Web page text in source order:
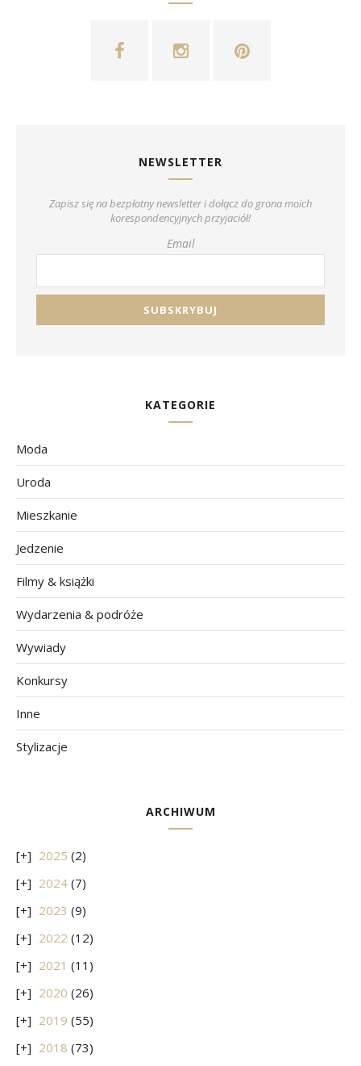
NEWSLETTER
Zapisz się na bezpłatny newsletter i dołącz do grona moich
korespondencyjnych przyjaciół!
Email
KATEGORIE
Moda
Uroda
Mieszkanie
Jedzenie
Filmy & książki
Wydarzenia & podróże
Wywiady
Konkursy
Inne
Stylizacje
ARCHIWUM
2025 (2)
2024 (7)
2023 (9)
2022 (12)
2021 (11)
2020 (26)
2019 (55)
2018 (73)